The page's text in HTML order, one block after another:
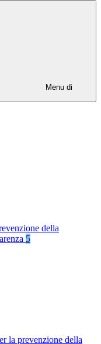
Menu di
della
5
la prevenzione della